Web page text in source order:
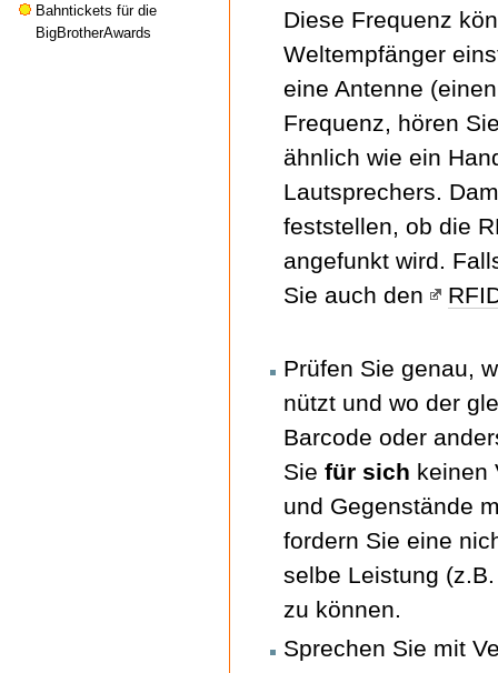
Bahntickets für die
BigBrotherAwards
Diese Frequenz
Weltempfänger
eine Antenne
Frequenz, hören
ähnlich wie ein
Lautsprechers.
feststellen, ob die
angefunkt wird.
Sie auch den
Prüfen Sie genau,
nützt und wo der
Barcode oder
Sie für sich keinen
und Gegenstände
fordern Sie eine
selbe Leistung
zu können.
Sprechen Sie mit